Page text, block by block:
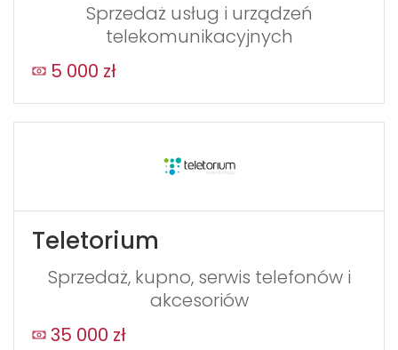
Sprzedaż usług i urządzeń
telekomunikacyjnych
5 000 zł
Teletorium
Sprzedaż, kupno, serwis telefonów i
akcesoriów
35 000 zł